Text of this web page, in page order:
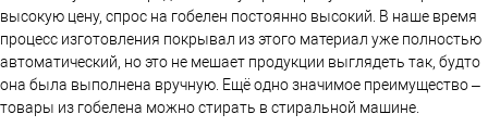
высокую цену, спрос на гобелен постоянно высокий. В наше время
процесс изготовления покрывал из этого материал уже полностью
автоматический, но это не мешает продукции выглядеть так, будто
она была выполнена вручную. Ещё одно значимое преимущество –
товары из гобелена можно стирать в стиральной машине.